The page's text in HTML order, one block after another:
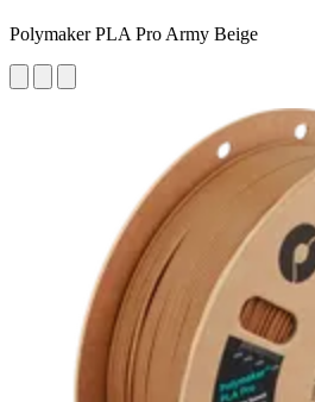
Polymaker PLA Pro Army Beige